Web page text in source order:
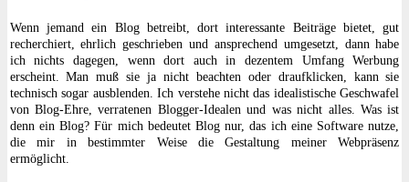
Wenn jemand ein Blog betreibt, dort interessante Beiträge bietet, gut
recherchiert, ehrlich geschrieben und ansprechend umgesetzt, dann habe
ich nichts dagegen, wenn dort auch in dezentem Umfang Werbung
erscheint. Man muß sie ja nicht beachten oder draufklicken, kann sie
technisch sogar ausblenden. Ich verstehe nicht das idealistische Geschwafel
von Blog-Ehre, verratenen Blogger-Idealen und was nicht alles. Was ist
denn ein Blog? Für mich bedeutet Blog nur, das ich eine Software nutze,
die mir in bestimmter Weise die Gestaltung meiner Webpräsenz
ermöglicht.